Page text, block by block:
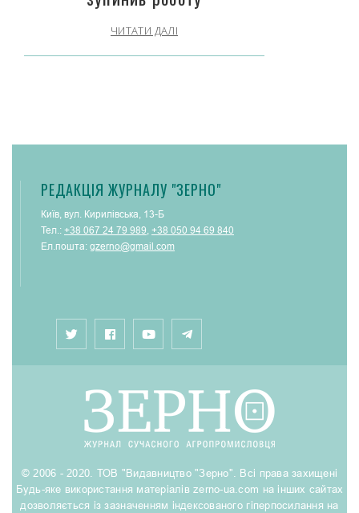
ЧИТАТИ ДАЛІ
РЕДАКЦІЯ ЖУРНАЛУ "ЗЕРНО"
Київ, вул. Кирилівська, 13-Б
Тел.: +38 067 24 79 989, +38 050 94 69 840
Ел.пошта: gzerno@gmail.com
© 2006 - 2020. ТОВ "Видавництво "Зерно". Всі права захищені
Будь-яке використання матеріалів zerno-ua.com на інших сайтах
дозволяється із зазначенням індексованого гіперпосилання на